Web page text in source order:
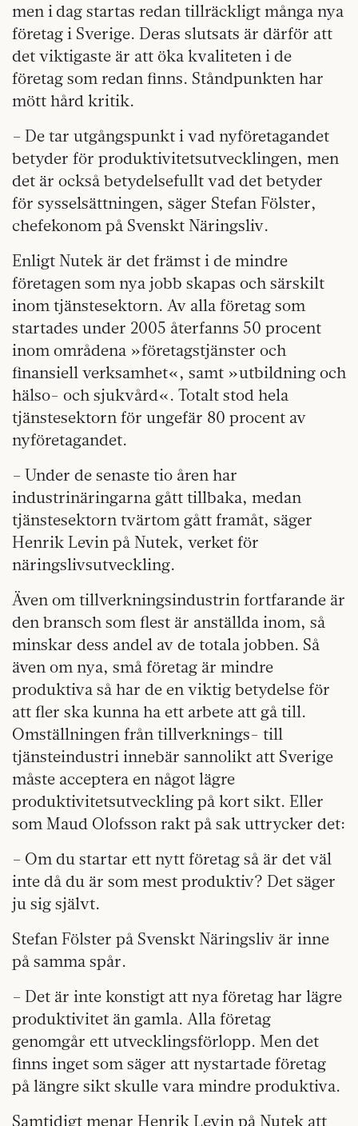
men i dag startas redan tillräckligt många nya
företag i Sverige. Deras slutsats är därför att
det viktigaste är att öka kvaliteten i de
företag som redan finns. Ståndpunkten har
mött hård kritik.
– De tar utgångspunkt i vad nyföretagandet
betyder för produktivitetsutvecklingen, men
det är också betydelsefullt vad det betyder
för sysselsättningen, säger Stefan Fölster,
chefekonom på Svenskt Näringsliv.
Enligt Nutek är det främst i de mindre
företagen som nya jobb skapas och särskilt
inom tjänstesektorn. Av alla företag som
startades under 2005 återfanns 50 procent
inom områdena »företagstjänster och
finansiell verksamhet«, samt »utbildning och
hälso- och sjukvård«. Totalt stod hela
tjänstesektorn för ungefär 80 procent av
nyföretagandet.
– Under de senaste tio åren har
industrinäringarna gått tillbaka, medan
tjänstesektorn tvärtom gått framåt, säger
Henrik Levin på Nutek, verket för
näringslivsutveckling.
Även om tillverkningsindustrin fortfarande är
den bransch som flest är anställda inom, så
minskar dess andel av de totala jobben. Så
även om nya, små företag är mindre
produktiva så har de en viktig betydelse för
att fler ska kunna ha ett arbete att gå till.
Omställningen från tillverknings- till
tjänsteindustri innebär sannolikt att Sverige
måste acceptera en något lägre
produktivitetsutveckling på kort sikt. Eller
som Maud Olofsson rakt på sak uttrycker det:
– Om du startar ett nytt företag så är det väl
inte då du är som mest produktiv? Det säger
ju sig självt.
Stefan Fölster på Svenskt Näringsliv är inne
på samma spår.
– Det är inte konstigt att nya företag har lägre
produktivitet än gamla. Alla företag
genomgår ett utvecklingsförlopp. Men det
finns inget som säger att nystartade företag
på längre sikt skulle vara mindre produktiva.
Samtidigt menar Henrik Levin på Nutek att